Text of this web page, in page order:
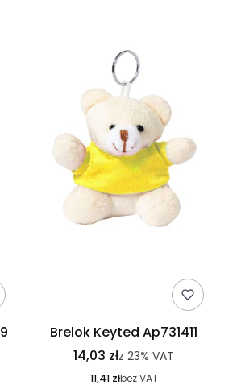
Brelok Keyted Ap731411
14,03 złz23% VAT
11,41 złbez VAT